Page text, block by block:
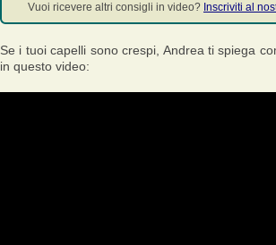
Vuoi ricevere altri consigli in video? Inscriviti al
Se i tuoi capelli sono crespi, Andrea ti spiega
in questo video: